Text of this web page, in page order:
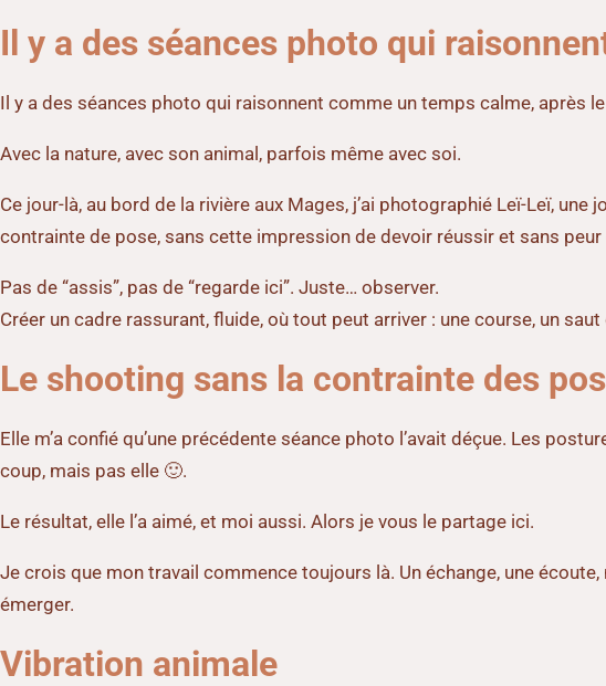
Il y a des séances photo qui
Il y a des séances photo qui raisonnent comme un temps calme, après
Avec la nature, avec son animal, parfois même avec soi.
Ce jour-là, au bord de la rivière aux Mages, j’ai photographié Leï-Leï,
contrainte de pose, sans cette impression de devoir réussir et sans
Pas de “assis”, pas de “regarde ici”. Juste… observer.
Créer un cadre rassurant, fluide, où tout peut arriver : une course, un
Le shooting sans la contrainte des
Elle m’a confié qu’une précédente séance photo l’avait déçue. Les
coup, mais pas elle 🙂.
Le résultat, elle l’a aimé, et moi aussi. Alors je vous le partage ici.
Je crois que mon travail commence toujours là. Un échange, une
émerger.
Vibration animale